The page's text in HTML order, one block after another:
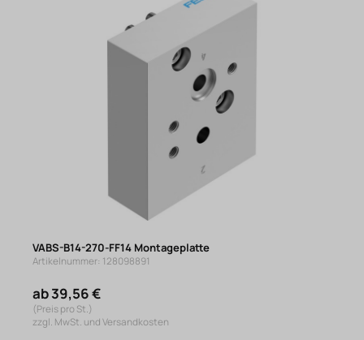
VABS-B14-270-FF14 Montageplatte
Artikelnummer: 128098891
ab 39,56 €
(Preis pro St.)
zzgl. MwSt. und Versandkosten